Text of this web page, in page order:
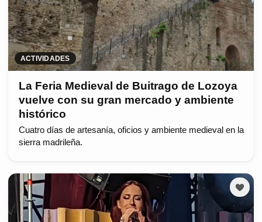
ACTIVIDADES
La Feria Medieval de Buitrago de Lozoya
vuelve con su gran mercado y ambiente
histórico
Cuatro días de artesanía, oficios y ambiente medieval en la
sierra madrileña.